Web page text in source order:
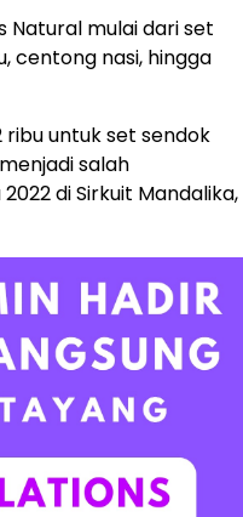
Natural mulai dari set
centong nasi, hingga
untuk set sendok
salah
di Sirkuit Mandalika,